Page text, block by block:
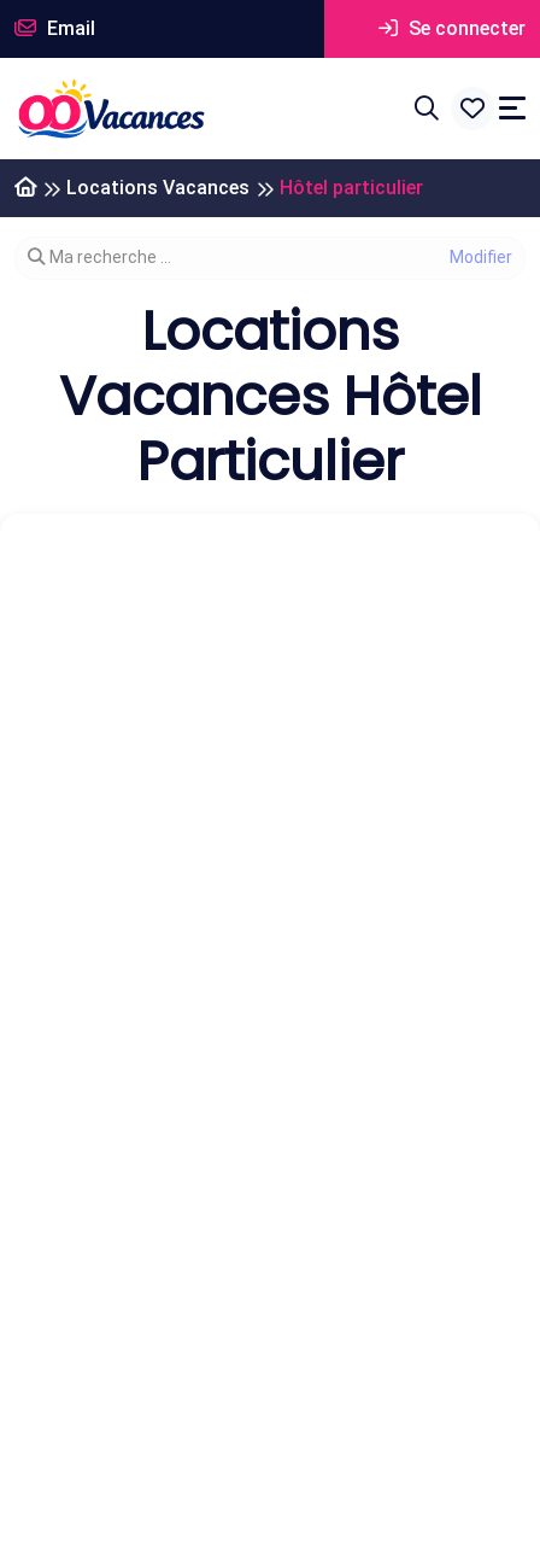
Email Se connecter
Locations Vacances Hôtel particulier
Modifier votre recherche
Ma recherche ...
Locations
Vacances Hôtel
Particulier